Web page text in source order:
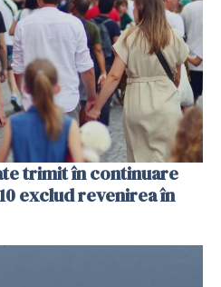
trimit în continuare
exclud revenirea în